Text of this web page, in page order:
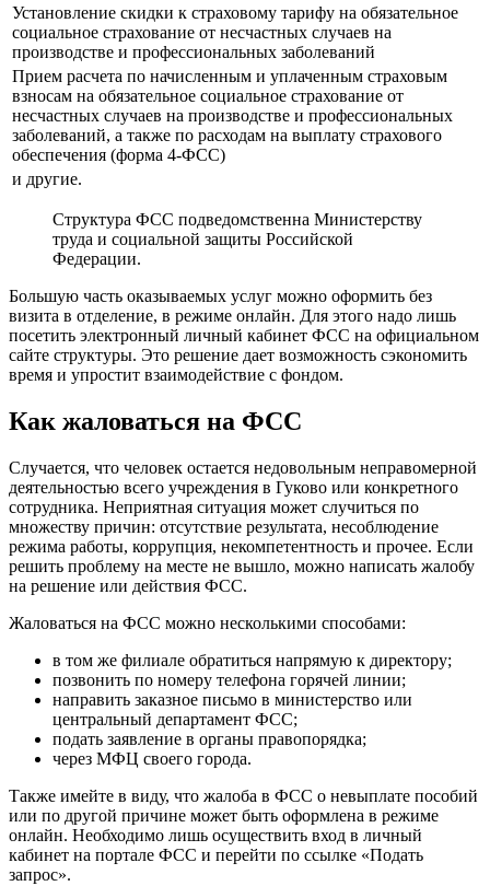
Установление скидки к страховому тарифу на обязательное
социальное страхование от несчастных случаев на
производстве и профессиональных заболеваний
Прием расчета по начисленным и уплаченным страховым
взносам на обязательное социальное страхование от
несчастных случаев на производстве и профессиональных
заболеваний, а также по расходам на выплату страхового
обеспечения (форма 4-ФСС)
и другие.
Структура ФСС подведомственна Министерству
труда и социальной защиты Российской
Федерации.
Большую часть оказываемых услуг можно оформить без
визита в отделение, в режиме онлайн. Для этого надо лишь
посетить электронный личный кабинет ФСС на официальном
сайте структуры. Это решение дает возможность сэкономить
время и упростит взаимодействие с фондом.
Как жаловаться на ФСС
Случается, что человек остается недовольным неправомерной
деятельностью всего учреждения в Гуково или конкретного
сотрудника. Неприятная ситуация может случиться по
множеству причин: отсутствие результата, несоблюдение
режима работы, коррупция, некомпетентность и прочее. Если
решить проблему на месте не вышло, можно написать жалобу
на решение или действия ФСС.
Жаловаться на ФСС можно несколькими способами:
в том же филиале обратиться напрямую к директору;
позвонить по номеру телефона горячей линии;
направить заказное письмо в министерство или
центральный департамент ФСС;
подать заявление в органы правопорядка;
через МФЦ своего города.
Также имейте в виду, что жалоба в ФСС о невыплате пособий
или по другой причине может быть оформлена в режиме
онлайн. Необходимо лишь осуществить вход в личный
кабинет на портале ФСС и перейти по ссылке «Подать
запрос».